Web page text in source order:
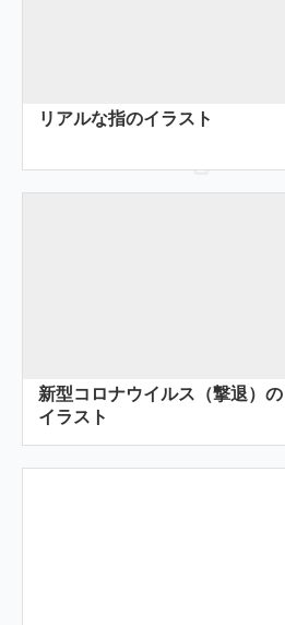
リアルな指のイラスト
新型コロナウイルス（撃退）の
イラスト